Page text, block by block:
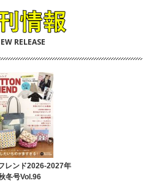
RELEASE
レンド2026-2027年
冬号Vol.96